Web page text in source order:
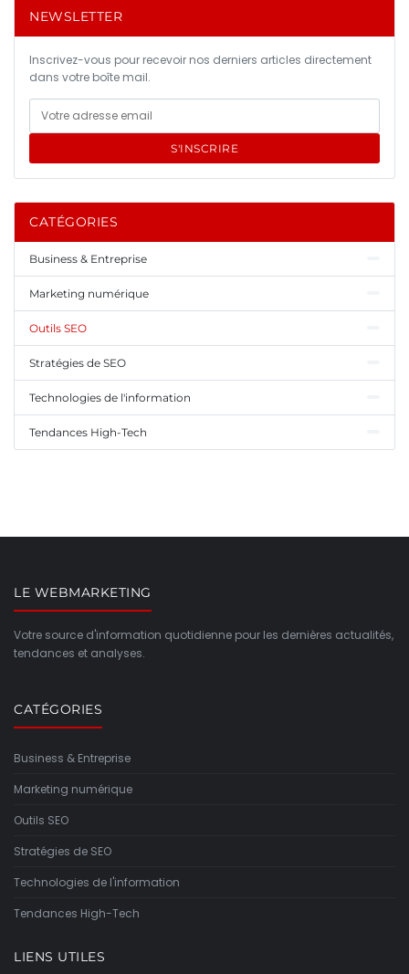
NEWSLETTER
Inscrivez-vous pour recevoir nos derniers articles directement
dans votre boîte mail.
S'INSCRIRE
CATÉGORIES
Business & Entreprise
Marketing numérique
Outils SEO
Stratégies de SEO
Technologies de l'information
Tendances High-Tech
LE WEBMARKETING
Votre source d'information quotidienne pour les dernières actualités,
tendances et analyses.
CATÉGORIES
Business & Entreprise
Marketing numérique
Outils SEO
Stratégies de SEO
Technologies de l'information
Tendances High-Tech
LIENS UTILES